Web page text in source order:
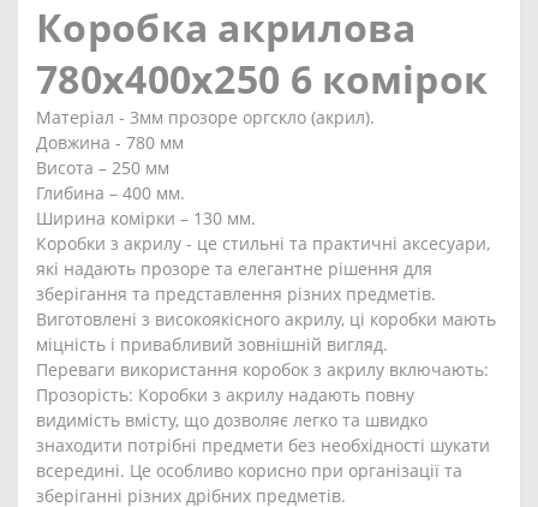
Коробка акрилова
780х400х250 6 комірок
Матеріал - 3мм прозоре оргскло (акрил).
Довжина - 780 мм
Висота – 250 мм
Глибина – 400 мм.
Ширина комірки – 130 мм.
Коробки з акрилу - це стильні та практичні аксесуари,
які надають прозоре та елегантне рішення для
зберігання та представлення різних предметів.
Виготовлені з високоякісного акрилу, ці коробки мають
міцність і привабливий зовнішній вигляд.
Переваги використання коробок з акрилу включають:
Прозорість: Коробки з акрилу надають повну
видимість вмісту, що дозволяє легко та швидко
знаходити потрібні предмети без необхідності шукати
всередині. Це особливо корисно при організації та
зберіганні різних дрібних предметів.